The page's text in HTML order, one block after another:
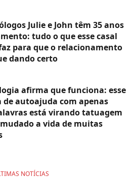
Julie e John têm 35 anos
tudo o que esse casal
para que o relacionamento
dando certo
afirma que funciona: esse
autoajuda com apenas
está virando tatuagem
a vida de muitas
NOTÍCIAS